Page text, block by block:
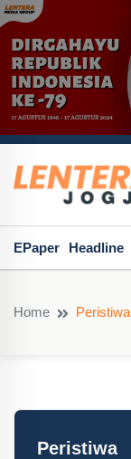
EPaper Headline
Home Peristiwa
Peristiwa